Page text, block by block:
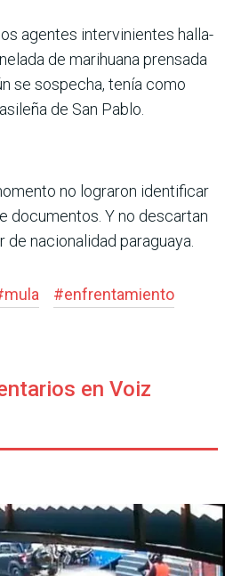
agentes intervinientes halla­
de marihuana prensada
se sospecha, tenía como
de San Pablo.
no lograron iden­tificar
documentos. Y no descartan
nacionalidad paraguaya.­
mula #enfrentamiento
en Voiz